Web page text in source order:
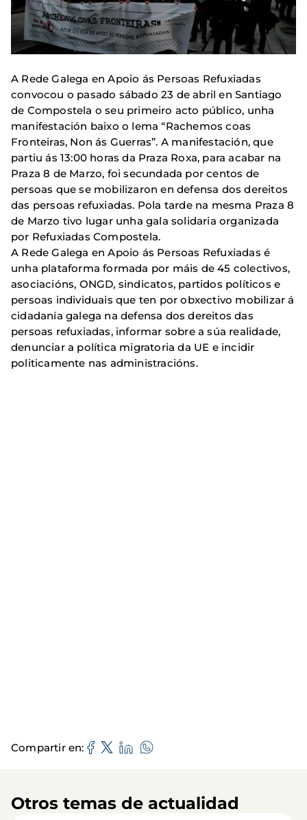
A Rede Galega en Apoio ás Persoas Refuxiadas
convocou o pasado sábado 23 de abril en Santiago
de Compostela o seu primeiro acto público, unha
manifestación baixo o lema “Rachemos coas
Fronteiras, Non ás Guerras”. A manifestación, que
partiu ás 13:00 horas da Praza Roxa, para acabar na
Praza 8 de Marzo, foi secundada por centos de
persoas que se mobilizaron en defensa dos dereitos
das persoas refuxiadas. Pola tarde na mesma Praza 8
de Marzo tivo lugar unha gala solidaria organizada
por Refuxiadas Compostela.
A Rede Galega en Apoio ás Persoas Refuxiadas é
unha plataforma formada por máis de 45 colectivos,
asociacións, ONGD, sindicatos, partidos políticos e
persoas individuais que ten por obxectivo mobilizar á
cidadanía galega na defensa dos dereitos das
persoas refuxiadas, informar sobre a súa realidade,
denunciar a política migratoria da UE e incidir
politicamente nas administracións.
Compartir en
Otros temas de actualidad